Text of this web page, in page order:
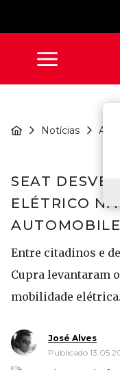
Notícias
SEAT
ELÉTRICO
Entre citadinos e
Cupra levantaram
mobilidade elétrica.
José Alves
Publicado